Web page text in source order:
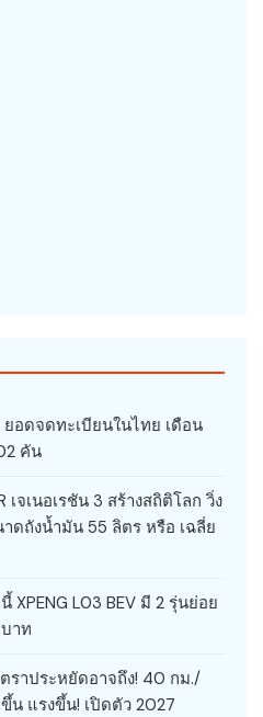
อดจดทะเบียนในไทย เดือน
คัน
เจเนอเรชัน 3 สร้างสถิติโลก วิ่ง
ดถังน้ำมัน 55 ลิตร หรือ เฉลี่ย
XPENG L03 BEV มี 2 รุ่นย่อย
าท
ราประหยัดอาจถึง! 40 กม./
น แรงขึ้น! เปิดตัว 2027